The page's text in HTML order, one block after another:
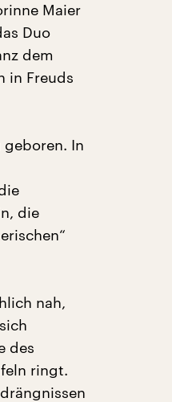
Maier
Duo
dem
in Freuds
geboren. In
die
nah,
des
ringt.